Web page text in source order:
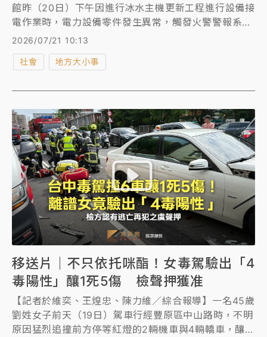
館昨（20日）下午因進行冰水主機更新工程進行設備接
電作業時，電力設備零件發生異常，觸發火警警報系
統，2名工人送醫，初步判斷顏面、上半身二度燒燙
今（21日）閉館一天進行全面檢修。
2026/07/21 10:13
社會 地方大小事
移送片｜不只依托咪酯！女毒駕驗出「4
毒陽性」釀1死5傷 檢聲押獲准
【記者於維奕、王煌忠、陳力維／綜合報導】一名45歲
劉姓女子前天（19日）駕車行經豐原區中山路時，不明
原因猛烈追撞前方停等紅燈的2輛機車與4輛轎車，釀1